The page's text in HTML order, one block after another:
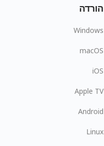
הורדה
Windows
macOS
iOS
Apple TV
Android
Linux